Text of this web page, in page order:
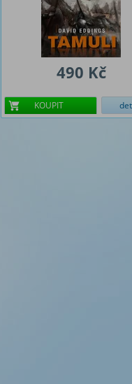
490 Kč
KOUPIT